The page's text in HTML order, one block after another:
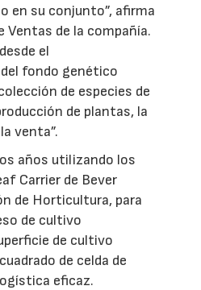
en su conjunto”, afirma
Ventas de la compañía.
el
fondo genético
de especies de
de plantas, la
venta”.
años utilizando los
Carrier de Bever
de Horticultura, para
de cultivo
de cultivo
de celda de
eficaz.